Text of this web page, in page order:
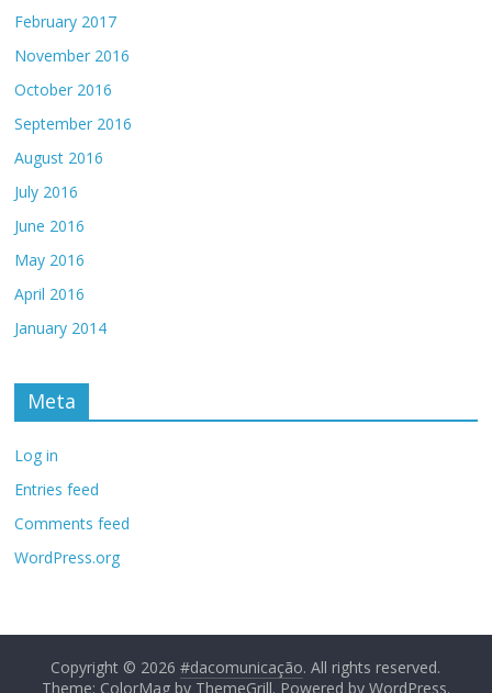
February 2017
November 2016
October 2016
September 2016
August 2016
July 2016
June 2016
May 2016
April 2016
January 2014
Meta
Log in
Entries feed
Comments feed
WordPress.org
Copyright © 2026#dacomunicação. All rights reserved.
Theme: ColorMag by ThemeGrill. Powered by WordPress.